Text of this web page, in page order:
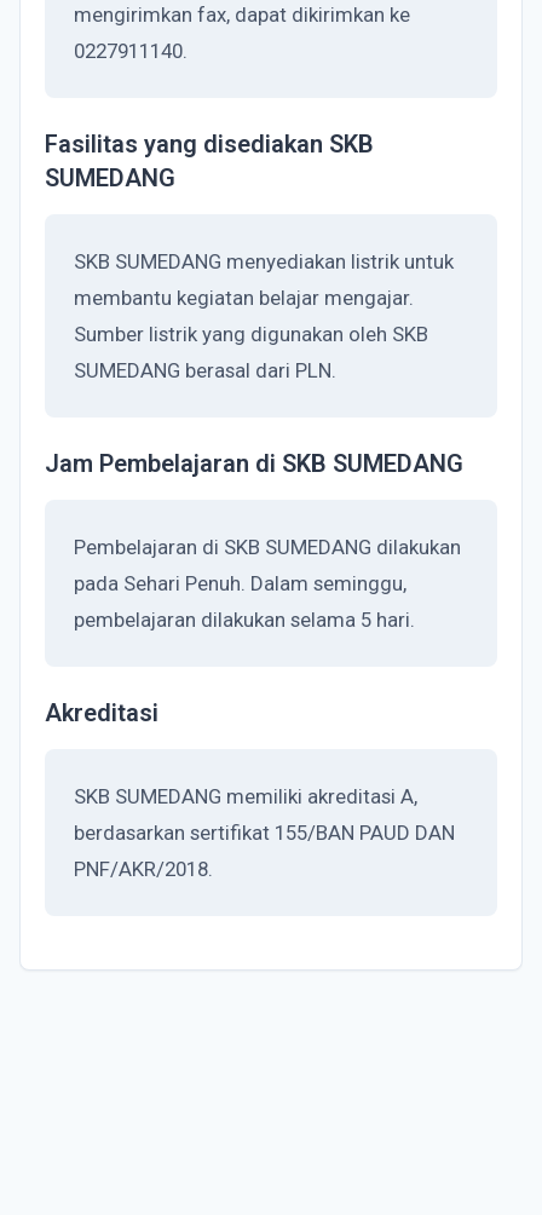
mengirimkan fax, dapat dikirimkan ke
0227911140.
Fasilitas yang disediakan SKB
SUMEDANG
SKB SUMEDANG menyediakan listrik untuk
membantu kegiatan belajar mengajar.
Sumber listrik yang digunakan oleh SKB
SUMEDANG berasal dari PLN.
Jam Pembelajaran di SKB SUMEDANG
Pembelajaran di SKB SUMEDANG dilakukan
pada Sehari Penuh. Dalam seminggu,
pembelajaran dilakukan selama 5 hari.
Akreditasi
SKB SUMEDANG memiliki akreditasi A,
berdasarkan sertifikat 155/BAN PAUD DAN
PNF/AKR/2018.